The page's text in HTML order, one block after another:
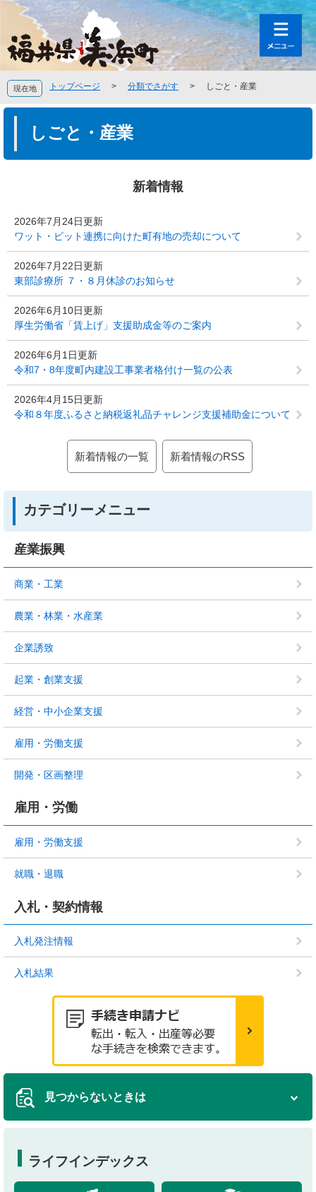
の
頭
で
す
ー
飛
ば
し
文
現在地 トップページ > 分類でさがす > しごと・産業
しごと・産業
新着情報
2026年7月24日更新
ワット・ビット連携に向けた町有地の売却について
2026年7月22日更新
東部診療所 ７・８月休診のお知らせ
2026年6月10日更新
厚生労働省「賃上げ」支援助成金等のご案内
2026年6月1日更新
令和7・8年度町内建設工事業者格付け一覧の公表
2026年4月15日更新
令和８年度ふるさと納税返礼品チャレンジ支援補助金について
新着情報の一覧 新着情報のRSS
カテゴリーメニュー
産業振興
商業・工業
農業・林業・水産業
企業誘致
起業・創業支援
経営・中小企業支援
雇用・労働支援
開発・区画整理
雇用・労働
雇用・労働支援
就職・退職
入札・契約情報
入札発注情報
入札結果
見つからないときは
ライフインデックス